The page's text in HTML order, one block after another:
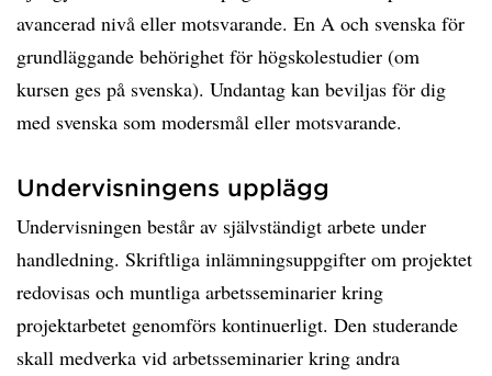
avancerad nivå eller motsvarande. En A och svenska för
grundläggande behörighet för högskolestudier (om
kursen ges på svenska). Undantag kan beviljas för dig
med svenska som modersmål eller motsvarande.
Undervisningens upplägg
Undervisningen består av självständigt arbete under
handledning. Skriftliga inlämningsuppgifter om projektet
redovisas och muntliga arbetsseminarier kring
projektarbetet genomförs kontinuerligt. Den studerande
skall medverka vid arbetsseminarier kring andra